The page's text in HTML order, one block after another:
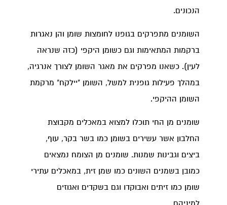
הנכונים.
השומנים מתפרקים בגופנו לחומצות שומן והן נאגרות
ברקמות המתאימות וגם כשומן היקפי (כזה שנראה
לעין). כשאנו מפרקים את מאגר השומן לצורך אנרגיה,
במהלך פעילות גופנית למשל, השומן "יילקח" מרקמת
השומן ההיקפי.
שומנים מן החי תוכלו למצוא במאכלים מקבוצת
החלבון אשר עשירים בשומן כמו בשר בקר, עוף,
ביצים וגבינות שמנות. שומנים מן הצומח נמצאים
כמובן בשמנים השונים כמו שמן זית, במאכלים עתירי
שומן כמו זיתים ואבוקדו וגם בשקדים ואגוזים